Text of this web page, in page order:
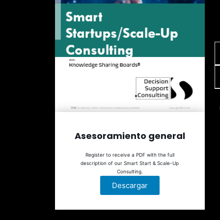
Asesoramiento general
Register to receive a PDF with the full
description of our Smart Start & Scale-Up
Consulting.
Descargar